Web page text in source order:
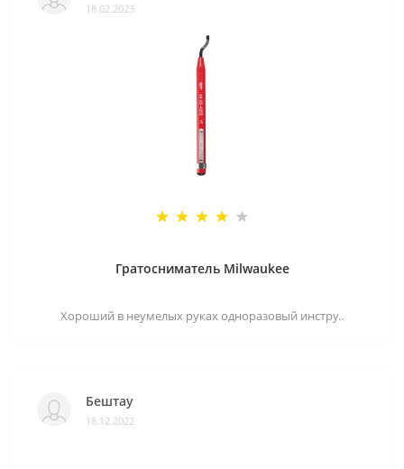
18.02.2023
Гратосниматель Milwaukee
Хороший в неумелых руках одноразовый инстру..
Бештау
18.12.2022